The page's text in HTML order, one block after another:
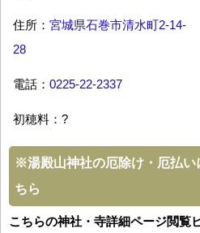
住所： 宮城県石巻市清水町2-14-
28
電話： 0225-22-2337
初穂料：?
※湯殿山神社の厄除け・厄払い
ちら
こちらの神社・寺詳細ページ閲覧